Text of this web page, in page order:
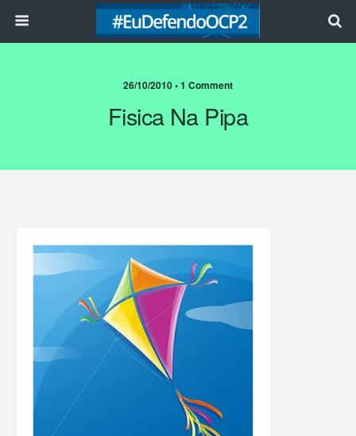
26/10/2010 • 1 Comment
Fisica Na Pipa